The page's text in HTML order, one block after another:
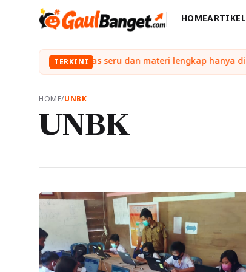
HOMEARTIKEL
TERKINI
HOME/UNBK
UNBK